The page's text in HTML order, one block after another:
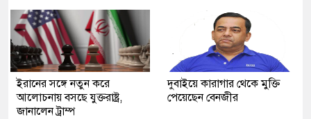
ইরানের সঙ্গে নতুন করে
আলোচনায় বসছে যুক্তরাষ্ট্র,
জানালেন ট্রাম্প
দুবাইয়ে কারাগার থেকে মুক্তি
পেয়েছেন বেনজীর